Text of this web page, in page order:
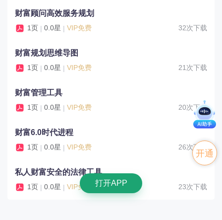
财富顾问高效服务规划
1页 | 0.0星 | VIP免费 32次下载
财富规划思维导图
1页 | 0.0星 | VIP免费 21次下载
财富管理工具
1页 | 0.0星 | VIP免费 20次下载
财富6.0时代进程
1页 | 0.0星 | VIP免费 26次下载
私人财富安全的法律工具
1页 | 0.0星 | VIP免费 23次下载
开通
打开APP